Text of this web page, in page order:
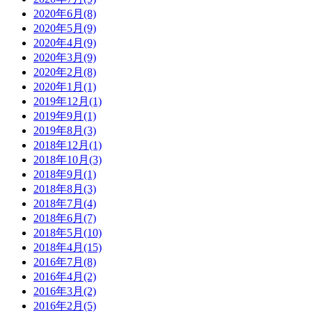
2020年6月(8)
2020年5月(9)
2020年4月(9)
2020年3月(9)
2020年2月(8)
2020年1月(1)
2019年12月(1)
2019年9月(1)
2019年8月(3)
2018年12月(1)
2018年10月(3)
2018年9月(1)
2018年8月(3)
2018年7月(4)
2018年6月(7)
2018年5月(10)
2018年4月(15)
2016年7月(8)
2016年4月(2)
2016年3月(2)
2016年2月(5)